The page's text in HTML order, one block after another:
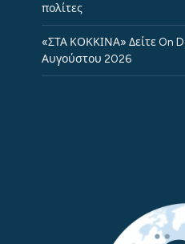
πολίτες
«ΣΤΑ ΚΟΚΚΙΝΑ» Δείτε On
Αυγούστου 2026